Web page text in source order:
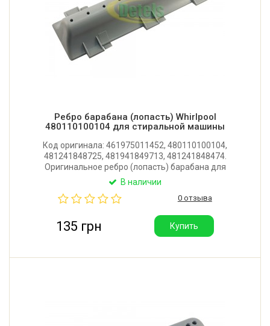
Ребро барабана (лопасть) Whirlpool
480110100104 для стиральной машины
Код оригинала: 461975011452, 480110100104,
481241848725, 481941849713, 481241848474.
Оригинальное ребро (лопасть) барабана для
стиральной машины Whirlpool, Bauknecht. Длина:
Производитель: Италия.
В наличии
0 отзыва
135 грн Купить